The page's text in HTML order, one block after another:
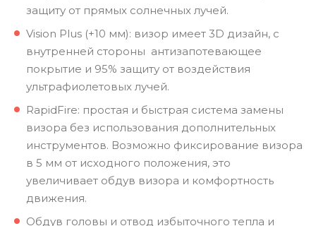
защиту от прямых солнечных лучей.
Vision Plus (+10 мм): визор имеет 3D дизайн, с
внутренней стороны антизапотевающее
покрытие и 95% защиту от воздействия
ультрафиолетовых лучей.
RapidFire: простая и быстрая система замены
визора без использования дополнительных
инструментов. Возможно фиксирование визора
в 5 мм от исходного положения, это
увеличивает обдув визора и комфортность
движения.
Обдув головы и отвод избыточного тепла и